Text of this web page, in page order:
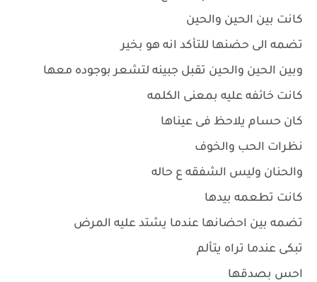
كانت بين الحين والحين
تضمه الى حضنها للتأكد انه هو بخير
وبين الحين والحين تقبل جبينه لتشعر بوجوده معها
كانت خائفه عليه بمعنى الكلمه
كان حسام يلاحظ فى عيناها
نظرات الحب والخوف
والحنان وليس الشفقه ع حاله
كانت تطعمه بيدها
تضمه بين احضانها عندما يشتد عليه المرض
تبكى عندما تراه يتألم
احس بصدقها